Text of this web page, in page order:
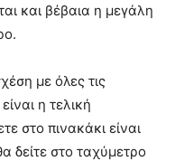
και βέβαια η μεγάλη
με όλες τις
η τελική
στο πινακάκι είναι
δείτε στο ταχύμετρο